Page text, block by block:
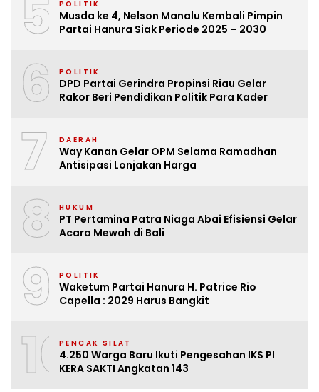
5 POLITIK
Musda ke 4, Nelson Manalu Kembali Pimpin
Partai Hanura Siak Periode 2025 – 2030
6 POLITIK
DPD Partai Gerindra Propinsi Riau Gelar
Rakor Beri Pendidikan Politik Para Kader
7 DAERAH
Way Kanan Gelar OPM Selama Ramadhan
Antisipasi Lonjakan Harga
8 HUKUM
PT Pertamina Patra Niaga Abai Efisiensi Gelar
Acara Mewah di Bali
9 POLITIK
Waketum Partai Hanura H. Patrice Rio
Capella : 2029 Harus Bangkit
10PENCAK SILAT
4.250 Warga Baru Ikuti Pengesahan IKS PI
KERA SAKTI Angkatan 143